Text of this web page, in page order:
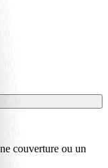
couverture ou un